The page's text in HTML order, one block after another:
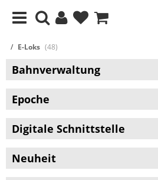
E-Loks (48)
Bahnverwaltung
Epoche
Digitale Schnittstelle
Neuheit